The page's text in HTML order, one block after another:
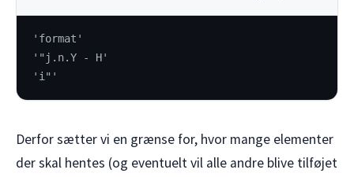
'format'
'"j.n.Y - H'
'i"'
Derfor sætter vi en grænse for, hvor mange elementer
der skal hentes (og eventuelt vil alle andre blive tilføjet